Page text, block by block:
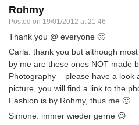
Rohmy
Posted on 19/01/2012 at 21:46
Thank you @ everyone 🙂
Carla: thank you but although
by me are these ones NOT made
Photography – please have a look
picture, you will find a link to the
Fashion is by Rohmy, thus me 🙂
Simone: immer wieder gerne 😉